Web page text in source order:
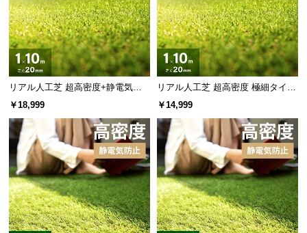
リアル人工芝 超高密度+静電気防
止 高耐久タイプ・質感追求 芝丈20
￥18,999
リアル人工芝 超高密度 極細タイプ
芝丈20mm 1×10m 防草シート付
￥14,999